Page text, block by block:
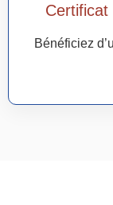
Bénéficiez